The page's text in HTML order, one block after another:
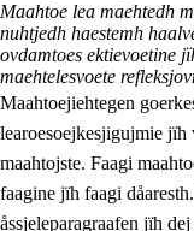
2. Lïeremen,
2.1 Sosijaale
2.2 Maahtoe
2.3 Vihkeles
Maahtoe lea maehtedh
nuhtjedh haestemh
ovdamtoes ektievoetine
maehtelesvoete
Maahtoejiehtegen
learoesoejkesjigujmie
maahtojste. Faagi
faagine jïh faagi
åssjeleparagraafen jïh